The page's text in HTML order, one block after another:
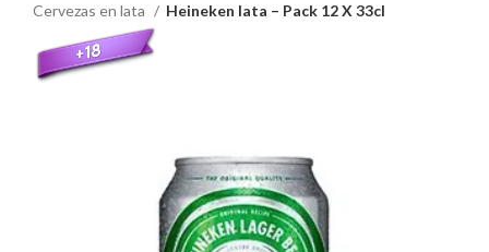
Cervezas en lata
Heineken lata – Pack 12 X 33cl